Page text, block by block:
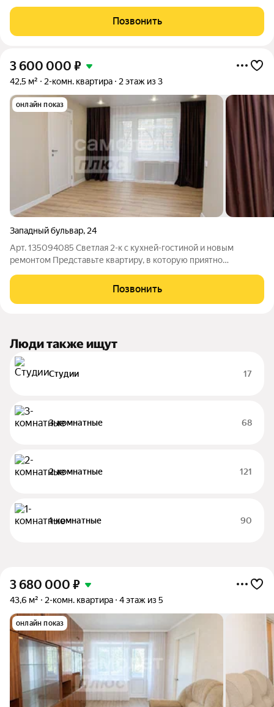
(вероятность одобрения 95%) от 11,9% Адрес: ул. Нариманова,
97, 4-й этаж 10-этажного
Позвонить
3 600 000 ₽
42,5 м² 2-комн. квартира 2 этаж из 3
онлайн показ
Западный бульвар, 24
Арт. 135094085 Светлая 2-к с кухней-гостиной и новым
ремонтом Представьте квартиру, в которую приятно
планировки до ощущения уюта, которое не нужно
«доделывать». Расположение Квартира находится в
Позвонить
Люди также ищут
Студии 17
3-комнатные 68
2-комнатные 121
1-комнатные 90
3 680 000 ₽
43,6 м² 2-комн. квартира 4 этаж из 5
онлайн показ